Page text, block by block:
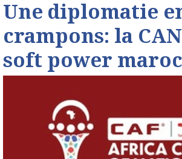
Une diplomatie
crampons: la
soft power